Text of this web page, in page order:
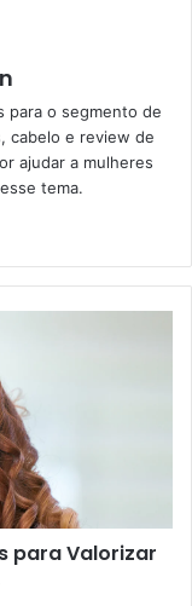
para o segmento de
cabelo e review de
ajudar a mulheres
tema.
para Valorizar